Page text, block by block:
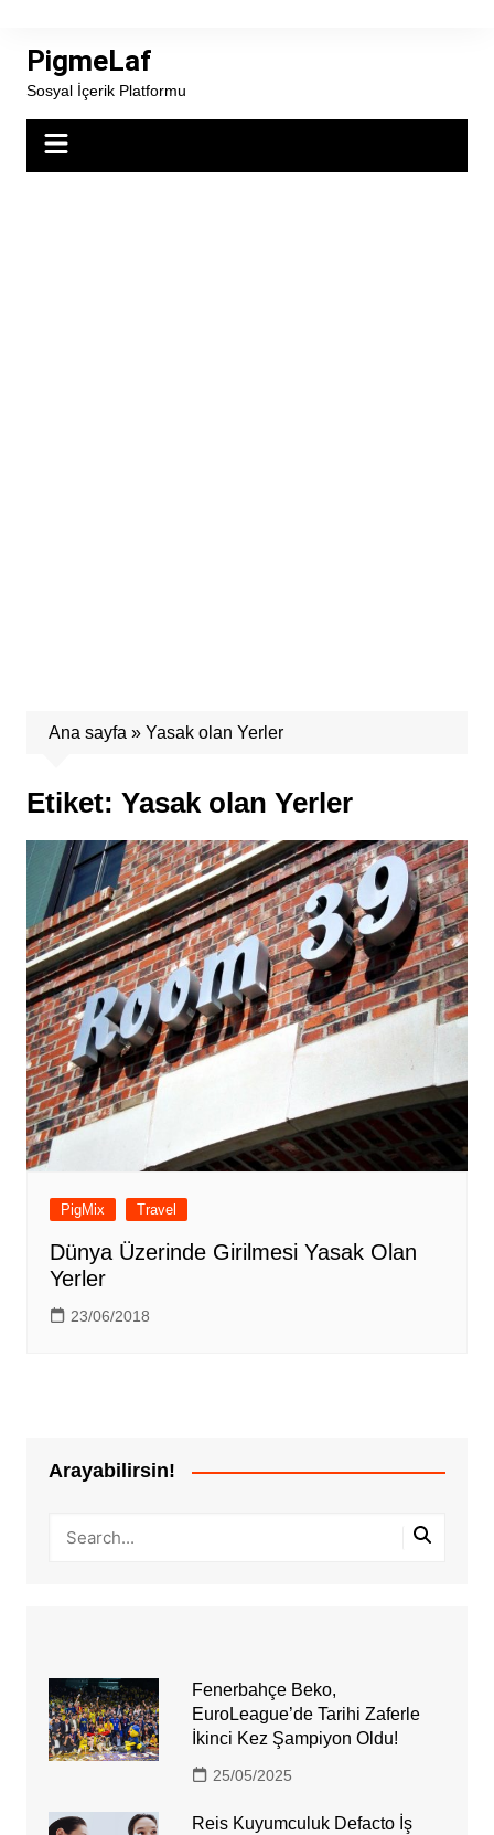
contentPigmeLaf
Sosyal İçerik Platformu
Ana sayfa » Yasak olan Yerler
Etiket: Yasak olan Yerler
PigMix Travel
Dünya Üzerinde Girilmesi Yasak Olan
Yerler
23/06/2018
Arayabilirsin!
Fenerbahçe Beko,
EuroLeague’de Tarihi Zaferle
İkinci Kez Şampiyon Oldu!
25/05/2025
Reis Kuyumculuk Defacto İş